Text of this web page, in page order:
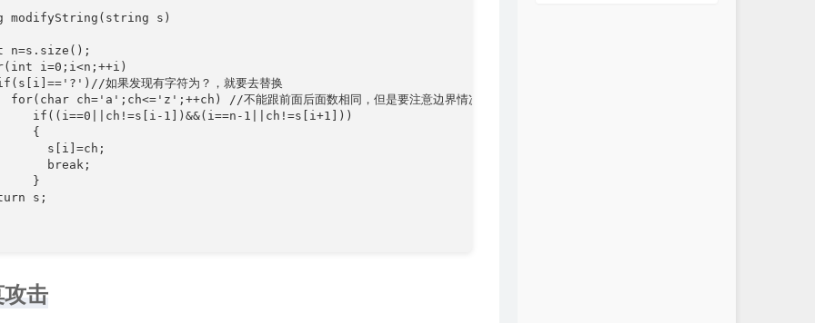
modifyString(string s)
n=s.size();
i=0;i<n;++i)
如果发现有字符为？，就要去替换
ch='a';ch<='z';++ch) //不能跟前面后面数相同，但是要注意边界情况
if((i==0||ch!=s[i-1])&&(i==n-1||ch!=s[i+1]))
{
s[i]=ch;
break;
}
s;
击